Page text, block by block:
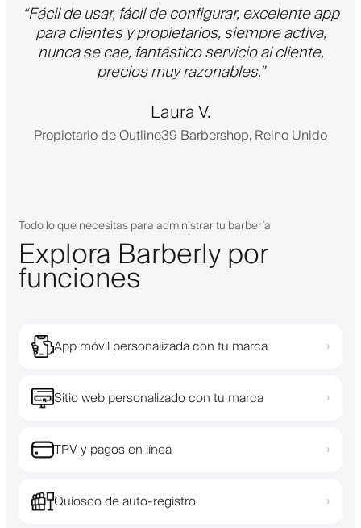
“Fácil de usar, fácil de configurar, excelente app
para clientes y propietarios, siempre activa,
nunca se cae, fantástico servicio al cliente,
precios muy razonables.”
Laura V.
Propietario de Outline39 Barbershop, Reino Unido
Todo lo que necesitas para administrar tu barbería
Explora Barberly por
funciones
App móvil personalizada con tu marca ›
Sitio web personalizado con tu marca ›
TPV y pagos en línea ›
Quiosco de auto-registro ›